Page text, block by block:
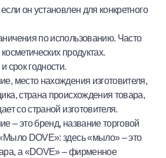
он установлен для конкретного
по использованию. Часто
продуктах.
срок годности.
место нахождения изготовителя,
страна происхождения товара,
со страной изготовителя.
–это бренд, название торговой
DOVE»: здесь «мыло»–это
а «DOVE»–фирменное